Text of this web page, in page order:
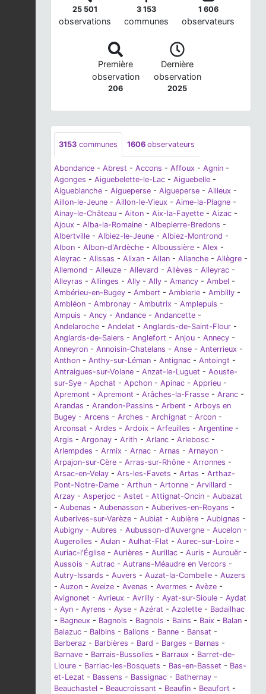
25 501
observations
3 153
communes
1 606
observateurs
Première
observation
206
Dernière
observation
2025
3153 communes 1606 observateurs
Abondance - Abrest - Accons - Affoux - Agnin -
Agonges - Aiguebelette-le-Lac - Aiguebelle -
Aigueblanche - Aigueperse - Aigueperse - Ailleux -
Aillon-le-Jeune - Aillon-le-Vieux - Aime-la-Plagne -
Ainay-le-Château - Aiton - Aix-la-Fayette - Aizac -
Ajoux - Alba-la-Romaine - Albepierre-Bredons -
Albertville - Albiez-le-Jeune - Albiez-Montrond -
Albon - Albon-d'Ardèche - Alboussière - Alex -
Aleyrac - Alissas - Alixan - Allan - Allanche - Allègre -
Allemond - Alleuze - Allevard - Allèves - Alleyrac -
Alleyras - Allinges - Ally - Ally - Amancy - Ambel -
Ambérieu-en-Bugey - Ambert - Ambierle - Ambilly -
Ambléon - Ambronay - Ambutrix - Amplepuis -
Ampuis - Ancy - Andance - Andancette -
Andelaroche - Andelat - Anglards-de-Saint-Flour -
Anglards-de-Salers - Anglefort - Anjou - Annecy -
Anneyron - Annoisin-Chatelans - Anse - Anterrieux -
Anthon - Anthy-sur-Léman - Antignac - Antoingt -
Antraigues-sur-Volane - Anzat-le-Luguet - Aouste-
sur-Sye - Apchat - Apchon - Apinac - Apprieu -
Apremont - Apremont - Arâches-la-Frasse - Aranc -
Arandas - Arandon-Passins - Arbent - Arboys en
Bugey - Arcens - Arches - Archignat - Arcon -
Arconsat - Ardes - Ardoix - Arfeuilles - Argentine -
Argis - Argonay - Arith - Arlanc - Arlebosc -
Arlempdes - Armix - Arnac - Arnas - Arnayon -
Arpajon-sur-Cère - Arras-sur-Rhône - Arronnes -
Arsac-en-Velay - Ars-les-Favets - Artas - Arthaz-
Pont-Notre-Dame - Arthun - Artonne - Arvillard -
Arzay - Asperjoc - Astet - Attignat-Oncin - Aubazat
- Aubenas - Aubenasson - Auberives-en-Royans -
Auberives-sur-Varèze - Aubiat - Aubière - Aubignas -
Aubigny - Aubres - Aubusson-d'Auvergne - Aucelon -
Augerolles - Aulan - Aulhat-Flat - Aurec-sur-Loire -
Auriac-l'Église - Aurières - Aurillac - Auris - Aurouër -
Aussois - Autrac - Autrans-Méaudre en Vercors -
Autry-Issards - Auvers - Auzat-la-Combelle - Auzers
- Auzon - Aveize - Avenas - Avermes - Avèze -
Avignonet - Avrieux - Avrilly - Ayat-sur-Sioule - Aydat
- Ayn - Ayrens - Ayse - Azérat - Azolette - Badailhac
- Bagneux - Bagnols - Bagnols - Bains - Baix - Balan -
Balazuc - Balbins - Ballons - Banne - Bansat -
Barberaz - Barbières - Bard - Barges - Barnas -
Barnave - Barrais-Bussolles - Barraux - Barret-de-
Lioure - Barriac-les-Bosquets - Bas-en-Basset - Bas-
et-Lezat - Bassens - Bassignac - Bathernay -
Beauchastel - Beaucroissant - Beaufin - Beaufort -